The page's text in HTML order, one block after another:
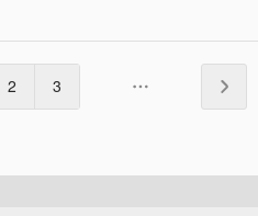
2 3